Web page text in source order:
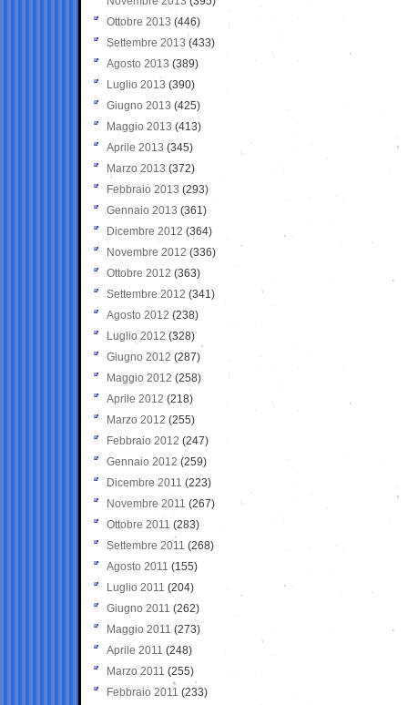
Ottobre 2013 (446)
Settembre 2013 (433)
Agosto 2013 (389)
Luglio 2013 (390)
Giugno 2013 (425)
Maggio 2013 (413)
Aprile 2013 (345)
Marzo 2013 (372)
Febbraio 2013 (293)
Gennaio 2013 (361)
Dicembre 2012 (364)
Novembre 2012 (336)
Ottobre 2012 (363)
Settembre 2012 (341)
Agosto 2012 (238)
Luglio 2012 (328)
Giugno 2012 (287)
Maggio 2012 (258)
Aprile 2012 (218)
Marzo 2012 (255)
Febbraio 2012 (247)
Gennaio 2012 (259)
Dicembre 2011 (223)
Novembre 2011 (267)
Ottobre 2011 (283)
Settembre 2011 (268)
Agosto 2011 (155)
Luglio 2011 (204)
Giugno 2011 (262)
Maggio 2011 (273)
Aprile 2011 (248)
Marzo 2011 (255)
Febbraio 2011 (233)